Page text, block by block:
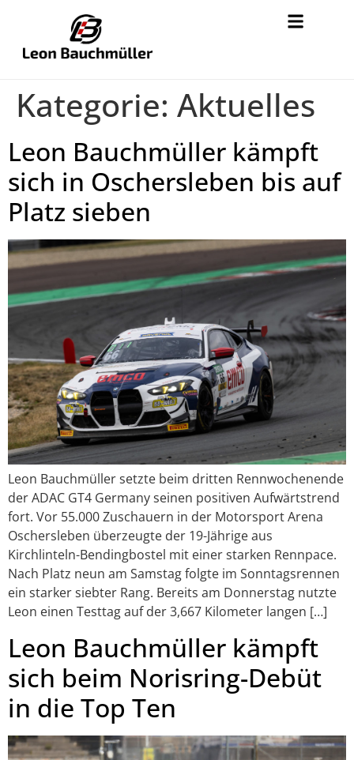
Kategorie: Aktuelles
Leon Bauchmüller kämpft
sich in Oschersleben bis auf
Platz sieben
Leon Bauchmüller setzte beim dritten Rennwochenende
der ADAC GT4 Germany seinen positiven Aufwärtstrend
fort. Vor 55.000 Zuschauern in der Motorsport Arena
Oschersleben überzeugte der 19-Jährige aus
Kirchlinteln-Bendingbostel mit einer starken Rennpace.
Nach Platz neun am Samstag folgte im Sonntagsrennen
ein starker siebter Rang. Bereits am Donnerstag nutzte
Leon einen Testtag auf der 3,667 Kilometer langen […]
Leon Bauchmüller kämpft
sich beim Norisring-Debüt
in die Top Ten